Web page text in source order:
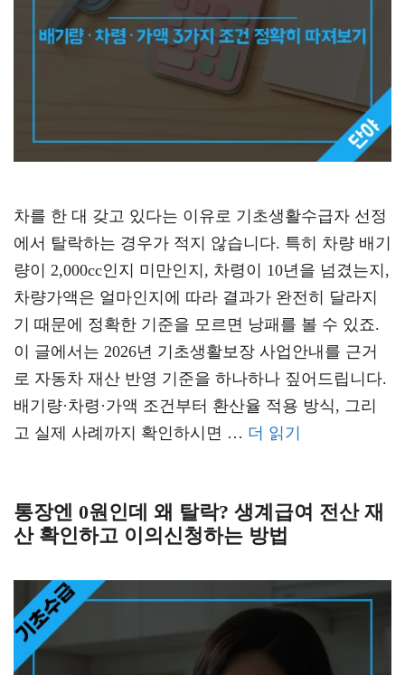
차를 한 대 갖고 있다는 이유로 기초생활수급자 선정
에서 탈락하는 경우가 적지 않습니다. 특히 차량 배기
량이 2,000cc인지 미만인지, 차령이 10년을 넘겼는지,
차량가액은 얼마인지에 따라 결과가 완전히 달라지
기 때문에 정확한 기준을 모르면 낭패를 볼 수 있죠.
이 글에서는 2026년 기초생활보장 사업안내를 근거
로 자동차 재산 반영 기준을 하나하나 짚어드립니다.
배기량·차령·가액 조건부터 환산율 적용 방식, 그리
고 실제 사례까지 확인하시면 … 더 읽기
통장엔 0원인데 왜 탈락? 생계급여 전산 재
산 확인하고 이의신청하는 방법